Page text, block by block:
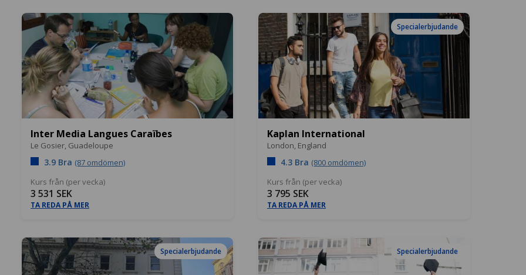
Inter Media Langues Caraïbes
Le Gosier, Guadeloupe
3.9 Bra (87 omdömen)
Kurs från (per vecka)
3 531 SEK
TA REDA PÅ MER
Specialerbjudande
Kaplan International
London, England
4.3 Bra (800 omdömen)
Kurs från (per vecka)
3 795 SEK
TA REDA PÅ MER
Specialerbjudande Specialerbjudande